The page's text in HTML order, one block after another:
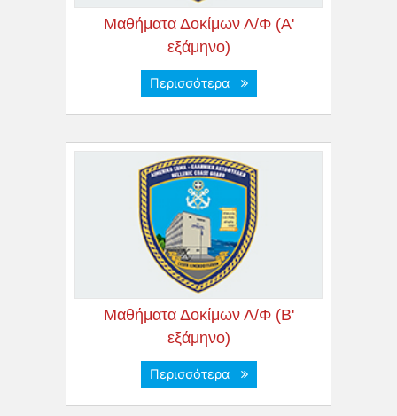
Μαθήματα Δοκίμων Λ/Φ (Α'
εξάμηνο)
Περισσότερα
Μαθήματα Δοκίμων Λ/Φ (B'
εξάμηνο)
Περισσότερα